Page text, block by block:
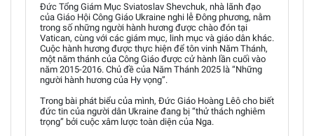
Đức Tổng Giám Mục Sviatoslav Shevchuk, nhà lãnh đạo
của Giáo Hội Công Giáo Ukraine nghi lễ Đông phương, nằm
trong số những người hành hương được chào đón tại
Vatican, cùng với các giám mục, linh mục và giáo dân khác.
Cuộc hành hương được thực hiện để tôn vinh Năm Thánh,
một năm thánh của Công Giáo được cử hành lần cuối vào
năm 2015-2016. Chủ đề của Năm Thánh 2025 là “Những
người hành hương của Hy vọng”.
Trong bài phát biểu của mình, Đức Giáo Hoàng Lêô cho biết
đức tin của người dân Ukraine đang bị “thử thách nghiêm
trọng” bởi cuộc xâm lược toàn diện của Nga.